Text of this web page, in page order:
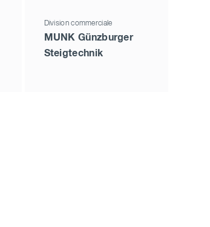
Division commerciale
MUNK Günzburger
Steigtechnik